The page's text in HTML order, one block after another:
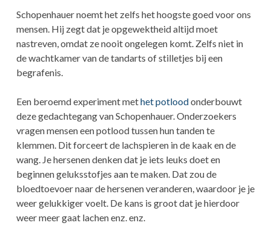
Schopenhauer noemt het zelfs het hoogste goed voor ons
mensen. Hij zegt dat je opgewektheid altijd moet
nastreven, omdat ze nooit ongelegen komt. Zelfs niet in
de wachtkamer van de tandarts of stilletjes bij een
begrafenis.
Een beroemd experiment methet potloodonderbouwt
deze gedachtegang van Schopenhauer. Onderzoekers
vragen mensen een potlood tussen hun tanden te
klemmen. Dit forceert de lachspieren in de kaak en de
wang. Je hersenen denken dat je iets leuks doet en
beginnen geluksstofjes aan te maken. Dat zou de
bloedtoevoer naar de hersenen veranderen, waardoor je je
weer gelukkiger voelt. De kans is groot dat je hierdoor
weer meer gaat lachen enz. enz.